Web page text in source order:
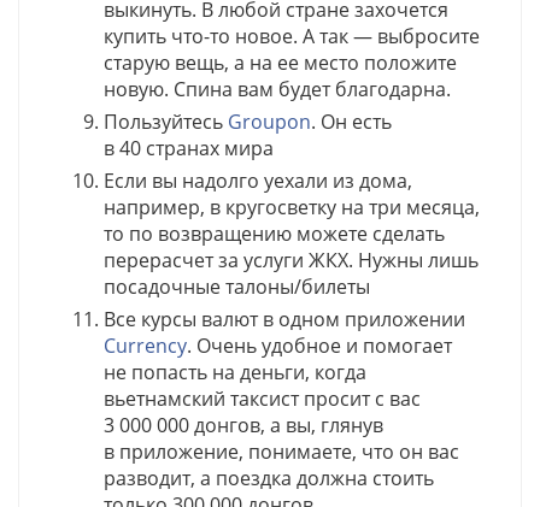
выкинуть. В любой стране захочется
купить что-то новое. А так — выбросите
старую вещь, а на ее место положите
новую. Спина вам будет благодарна.
Пользуйтесь Groupon. Он есть
в 40 странах мира
Если вы надолго уехали из дома,
например, в кругосветку на три месяца,
то по возвращению можете сделать
перерасчет за услуги ЖКХ. Нужны лишь
посадочные талоны/билеты
Все курсы валют в одном приложении
Currency. Очень удобное и помогает
не попасть на деньги, когда
вьетнамский таксист просит с вас
3 000 000 донгов, а вы, глянув
в приложение, понимаете, что он вас
разводит, а поездка должна стоить